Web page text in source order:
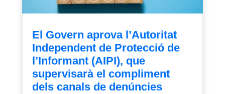
El Govern aprova l’Autoritat
Independent de Protecció de
l’Informant (AIPI), que
supervisarà el compliment
dels canals de denúncies